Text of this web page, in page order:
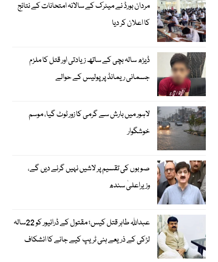
مردان بورڈ نے میٹرک کے سالانہ امتحانات کے نتائج
کا اعلان کر دیا
ڈیڑھ سالہ بچی کے ساتھ زیادتی اور قتل کا ملزم
جسمانی ریمانڈ پر پولیس کے حوالے
لاہور میں بارش سے گرمی کا زور ٹوٹ گیا، موسم
خوشگوار
صوبوں کی تقسیم پر لاشیں نہیں گرنے دیں گے،
وزیراعلیٰ سندھ
عبداللہ طاہر قتل کیس؛ مقتول کے ڈرائیور کو 22سالہ
لڑکی کے ذریعے ہنی ٹریپ کیے جانے کا انشکاف